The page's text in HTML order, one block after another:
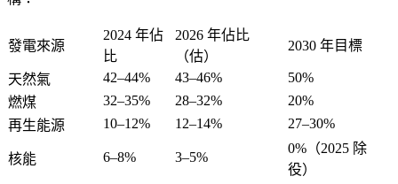
發電來源
2024 年佔
比
2026 年佔比
（估）
2030 年目標
天然氣 42–44% 43–46%
50%
燃煤
32–35% 28–32%
20%
再生能源
10–12% 12–14% 27–30%
核能 6–8% 3–5%
0%（2025 除
役）